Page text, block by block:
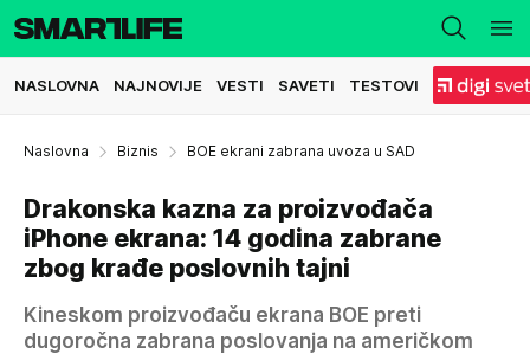
NASLOVNA NAJNOVIJE VESTI SAVETI TESTOVI
Naslovna Biznis BOE ekrani zabrana uvoza u SAD
Drakonska kazna za proizvođača
iPhone ekrana: 14 godina zabrane
zbog krađe poslovnih tajni
Kineskom proizvođaču ekrana BOE preti
dugoročna zabrana poslovanja na američkom